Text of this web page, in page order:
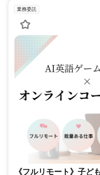
業務委託
《フルリモート》子ど